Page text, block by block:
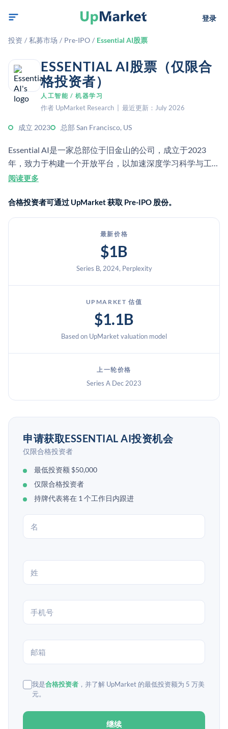
登录
投资 / 私募市场 / Pre-IPO / Essential AI股票
ESSENTIAL AI股票（仅限合
格投资者）
人工智能 / 机器学习
作者 UpMarket Research | 最近更新：July 2026
成立 2023 总部 San Francisco, US
Essential AI是一家总部位于旧金山的公司，成立于2023
年，致力于构建一个开放平台，以加速深度学习科学与工程
的发展。[4] 它为企业开发基于语言模型的软件，并被定位
阅读更多
合格投资者可通过 UpMarket 获取 Pre-IPO 股份。
最新价格
$1B
Series B, 2024, Perplexity
UPMARKET 估值
$1.1B
Based on UpMarket valuation model
上一轮价格
Series A Dec 2023
申请获取ESSENTIAL AI投资机会
仅限合格投资者
最低投资额 $50,000
仅限合格投资者
持牌代表将在 1 个工作日内跟进
我是合格投资者 ，并了解 UpMarket 的最低投资额为 5 万美
元。
继续